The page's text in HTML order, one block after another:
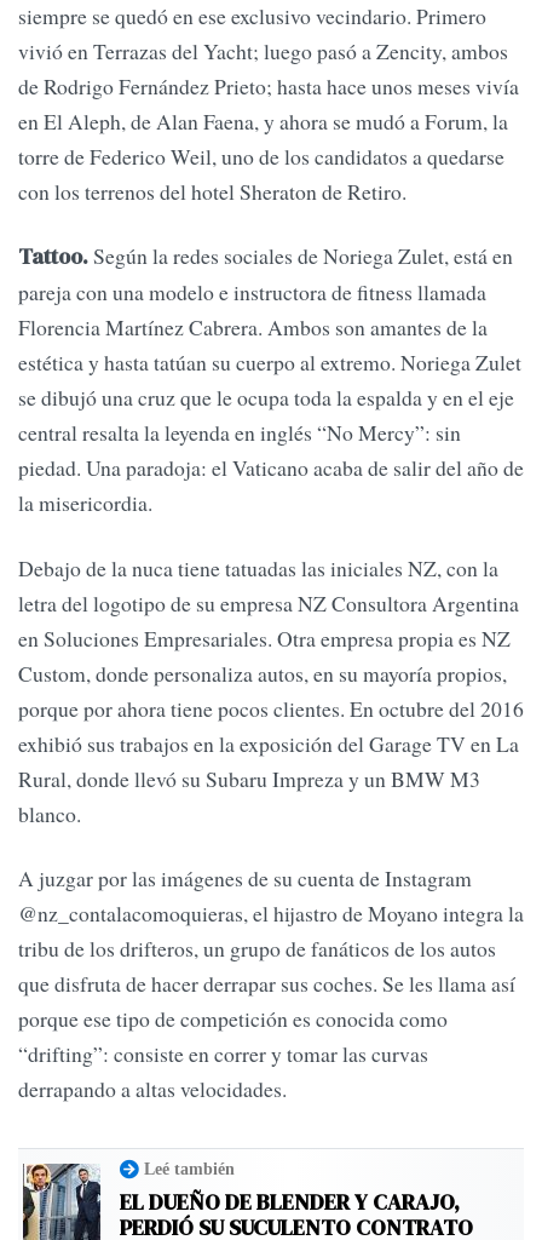
siempre se quedó en ese exclusivo vecindario. Primero
vivió en Terrazas del Yacht; luego pasó a Zencity, ambos
de Rodrigo Fernández Prieto; hasta hace unos meses vivía
en El Aleph, de Alan Faena, y ahora se mudó a Forum, la
torre de Federico Weil, uno de los candidatos a quedarse
con los terrenos del hotel Sheraton de Retiro.
Tattoo.Según la redes sociales de Noriega Zulet, está en
pareja con una modelo e instructora de fitness llamada
Florencia Martínez Cabrera. Ambos son amantes de la
estética y hasta tatúan su cuerpo al extremo. Noriega Zulet
se dibujó una cruz que le ocupa toda la espalda y en el eje
central resalta la leyenda en inglés “No Mercy”: sin
piedad. Una paradoja: el Vaticano acaba de salir del año de
la misericordia.
Debajo de la nuca tiene tatuadas las iniciales NZ, con la
letra del logotipo de su empresa NZ Consultora Argentina
en Soluciones Empresariales. Otra empresa propia es NZ
Custom, donde personaliza autos, en su mayoría propios,
porque por ahora tiene pocos clientes. En octubre del 2016
exhibió sus trabajos en la exposición del Garage TV en La
Rural, donde llevó su Subaru Impreza y un BMW M3
blanco.
A juzgar por las imágenes de su cuenta de Instagram
@nz_contalacomoquieras, el hijastro de Moyano integra la
tribu de los drifteros, un grupo de fanáticos de los autos
que disfruta de hacer derrapar sus coches. Se les llama así
porque ese tipo de competición es conocida como
“drifting”: consiste en correr y tomar las curvas
derrapando a altas velocidades.
Leé también
EL DUEÑO DE BLENDER Y CARAJO,
PERDIÓ SU SUCULENTO CONTRATO